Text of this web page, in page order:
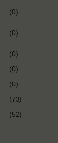
(0)
(0)
(0)
(0)
(0)
(73)
(52)